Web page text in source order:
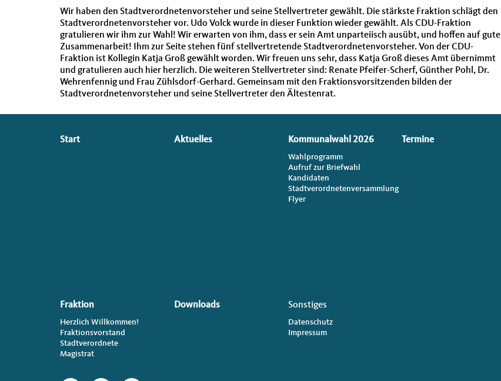
Wir haben den Stadtverordnetenvorsteher und seine Stellvertreter gewählt. Die stärkste Fraktion schlägt den
Stadtverordnetenvorsteher vor. Udo Volck wurde in dieser Funktion wieder gewählt. Als CDU-Fraktion
gratulieren wir ihm zur Wahl! Wir erwarten von ihm, dass er sein Amt unparteiisch ausübt, und hoffen auf gute
Zusammenarbeit! Ihm zur Seite stehen fünf stellvertretende Stadtverordnetenvorsteher. Von der CDU-
Fraktion ist Kollegin Katja Groß gewählt worden. Wir freuen uns sehr, dass Katja Groß dieses Amt übernimmt
und gratulieren auch hier herzlich. Die weiteren Stellvertreter sind: Renate Pfeifer-Scherf, Günther Pohl, Dr.
Wehrenfennig und Frau Zühlsdorf-Gerhard. Gemeinsam mit den Fraktionsvorsitzenden bilden der
Stadtverordnetenvorsteher und seine Stellvertreter den Ältestenrat.
Seitenübersicht
Start Aktuelles Kommunalwahl 2026
Wahlprogramm
Aufruf zur Briefwahl
Kandidaten
Stadtverordnetenversammlung
Flyer
Termine
Fraktion
Herzlich Willkommen!
Fraktionsvorstand
Stadtverordnete
Magistrat
Downloads Sonstiges
Datenschutz
Impressum